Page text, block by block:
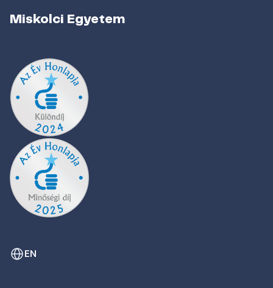
Miskolci Egyetem
EN